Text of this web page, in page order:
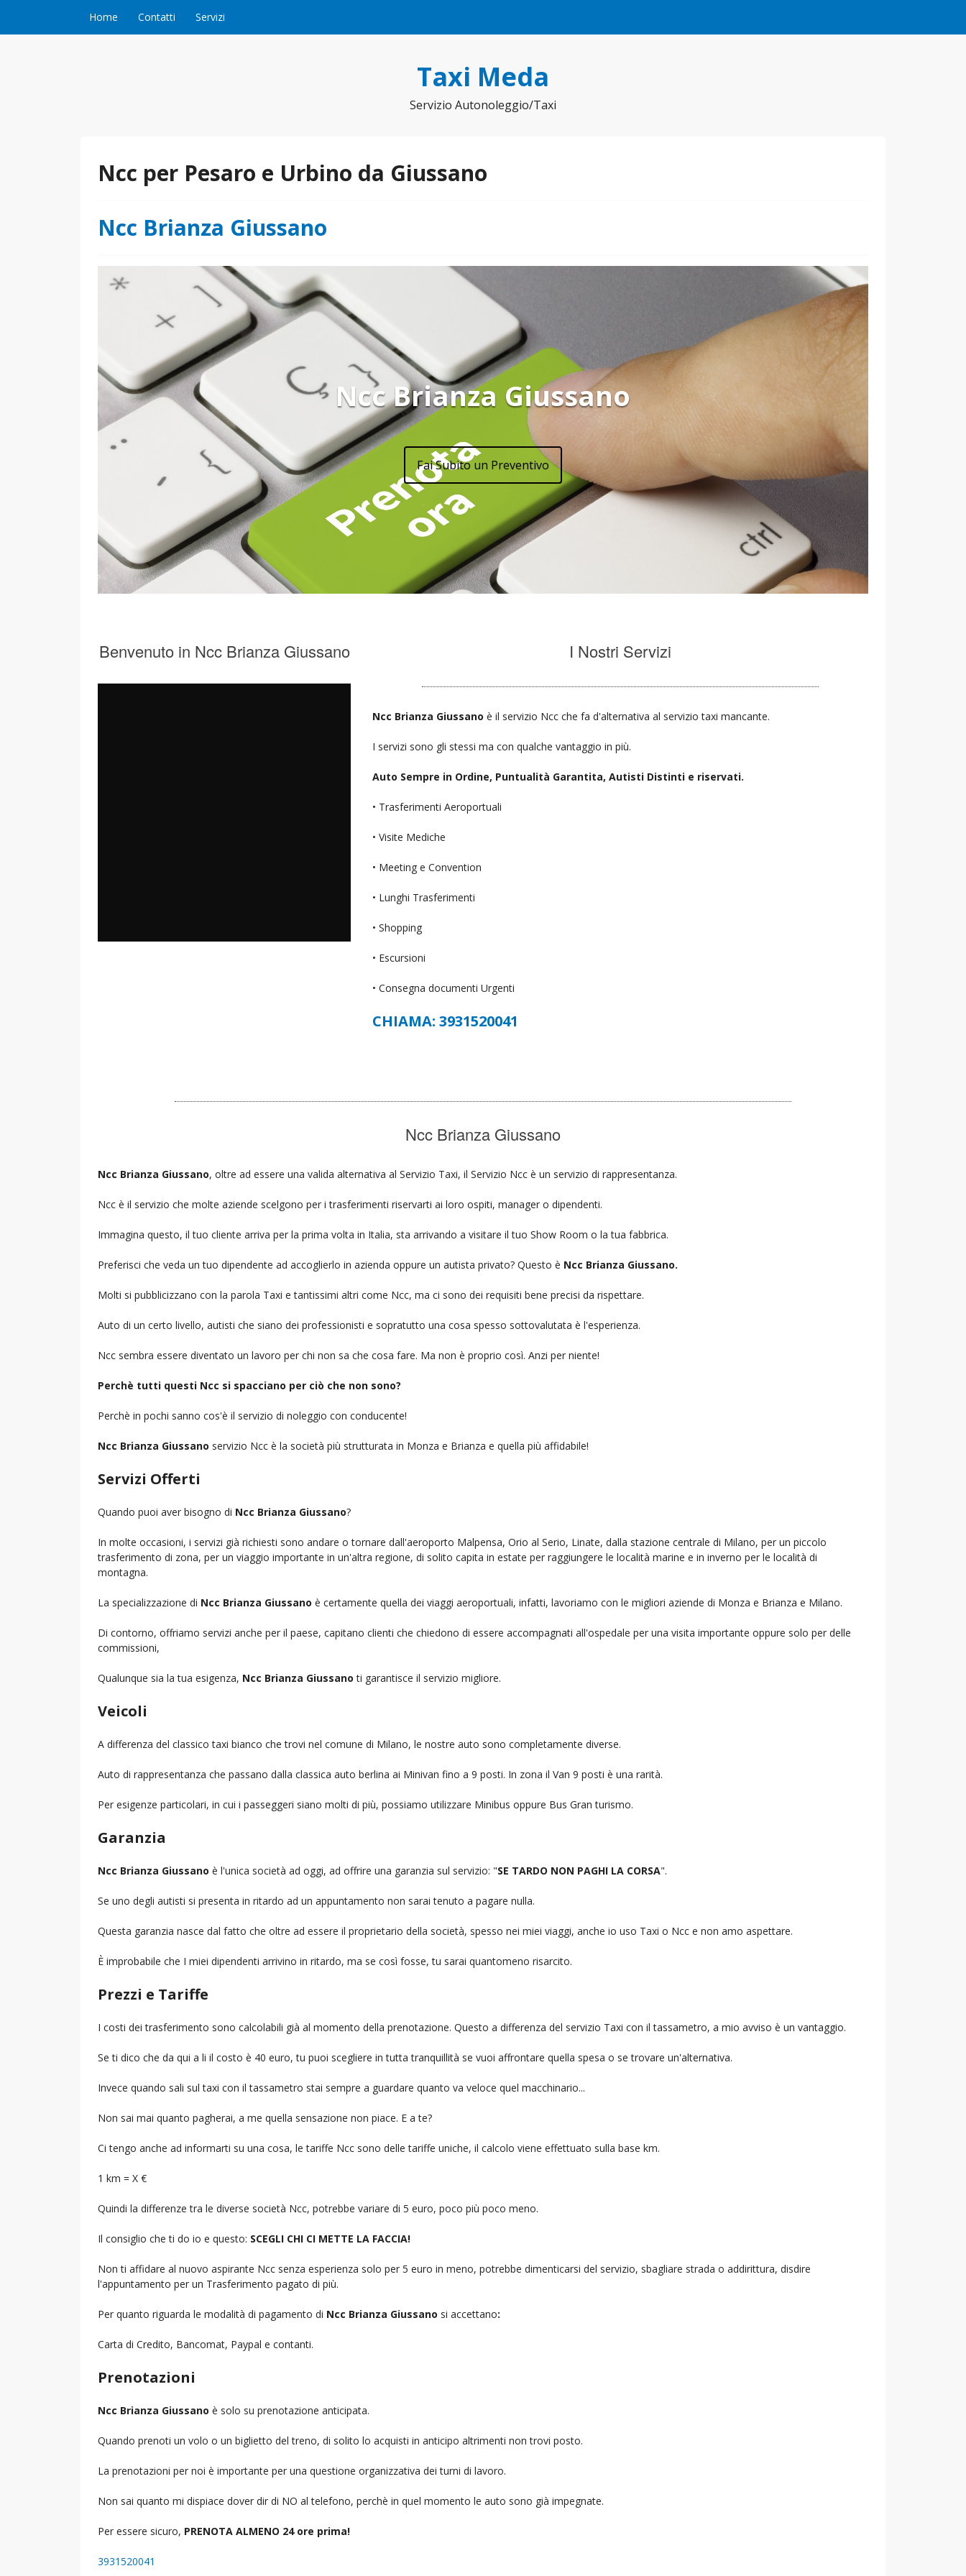
Home Contatti Servizi
Taxi Meda
Servizio Autonoleggio/Taxi
Ncc per Pesaro e Urbino da Giussano
Ncc Brianza Giussano
Ncc Brianza Giussano
Fai Subito un Preventivo
Benvenuto in Ncc Brianza Giussano I Nostri Servizi
Ncc Brianza Giussanoè il servizio Ncc che fa d'alternativa al servizio taxi mancante.
I servizi sono gli stessi ma con qualche vantaggio in più.
Auto Sempre in Ordine, Puntualità Garantita, Autisti Distinti e riservati.
• Trasferimenti Aeroportuali
• Visite Mediche
• Meeting e Convention
• Lunghi Trasferimenti
• Shopping
• Escursioni
• Consegna documenti Urgenti
CHIAMA: 3931520041
Ncc Brianza Giussano
Ncc Brianza Giussano, oltre ad essere una valida alternativa al Servizio Taxi, il Servizio Ncc è un servizio di rappresentanza.
Ncc è il servizio che molte aziende scelgono per i trasferimenti riservarti ai loro ospiti, manager o dipendenti.
Immagina questo, il tuo cliente arriva per la prima volta in Italia, sta arrivando a visitare il tuo Show Room o la tua fabbrica.
Preferisci che veda un tuo dipendente ad accoglierlo in azienda oppure un autista privato? Questo è Ncc Brianza Giussano.
Molti si pubblicizzano con la parola Taxi e tantissimi altri come Ncc, ma ci sono dei requisiti bene precisi da rispettare.
Auto di un certo livello, autisti che siano dei professionisti e sopratutto una cosa spesso sottovalutata è l'esperienza.
Ncc sembra essere diventato un lavoro per chi non sa che cosa fare. Ma non è proprio così. Anzi per niente!
Perchè tutti questi Ncc si spacciano per ciò che non sono?
Perchè in pochi sanno cos'è il servizio di noleggio con conducente!
Ncc Brianza Giussano servizio Ncc è la società più strutturata in Monza e Brianza e quella più affidabile!
Servizi Offerti
Quando puoi aver bisogno di Ncc Brianza Giussano?
In molte occasioni, i servizi già richiesti sono andare o tornare dall'aeroporto Malpensa, Orio al Serio, Linate, dalla stazione centrale di Milano, per un piccolo
trasferimento di zona, per un viaggio importante in un'altra regione, di solito capita in estate per raggiungere le località marine e in inverno per le località di
montagna.
La specializzazione di Ncc Brianza Giussano è certamente quella dei viaggi aeroportuali, infatti, lavoriamo con le migliori aziende di Monza e Brianza e Milano.
Di contorno, offriamo servizi anche per il paese, capitano clienti che chiedono di essere accompagnati all'ospedale per una visita importante oppure solo per delle
commissioni,
Qualunque sia la tua esigenza, Ncc Brianza Giussano ti garantisce il servizio migliore.
Veicoli
A differenza del classico taxi bianco che trovi nel comune di Milano, le nostre auto sono completamente diverse.
Auto di rappresentanza che passano dalla classica auto berlina ai Minivan fino a 9 posti. In zona il Van 9 posti è una rarità.
Per esigenze particolari, in cui i passeggeri siano molti di più, possiamo utilizzare Minibus oppure Bus Gran turismo.
Garanzia
Ncc Brianza Giussano è l'unica società ad oggi, ad offrire una garanzia sul servizio: "SE TARDO NON PAGHI LA CORSA".
Se uno degli autisti si presenta in ritardo ad un appuntamento non sarai tenuto a pagare nulla.
Questa garanzia nasce dal fatto che oltre ad essere il proprietario della società, spesso nei miei viaggi, anche io uso Taxi o Ncc e non amo aspettare.
È improbabile che I miei dipendenti arrivino in ritardo, ma se così fosse, tu sarai quantomeno risarcito.
Prezzi e Tariffe
I costi dei trasferimento sono calcolabili già al momento della prenotazione. Questo a differenza del servizio Taxi con il tassametro, a mio avviso è un vantaggio.
Se ti dico che da qui a li il costo è 40 euro, tu puoi scegliere in tutta tranquillità se vuoi affrontare quella spesa o se trovare un'alternativa.
Invece quando sali sul taxi con il tassametro stai sempre a guardare quanto va veloce quel macchinario...
Non sai mai quanto pagherai, a me quella sensazione non piace. E a te?
Ci tengo anche ad informarti su una cosa, le tariffe Ncc sono delle tariffe uniche, il calcolo viene effettuato sulla base km.
1 km = X €
Quindi la differenze tra le diverse società Ncc, potrebbe variare di 5 euro, poco più poco meno.
Il consiglio che ti do io e questo: SCEGLI CHI CI METTE LA FACCIA!
Non ti affidare al nuovo aspirante Ncc senza esperienza solo per 5 euro in meno, potrebbe dimenticarsi del servizio, sbagliare strada o addirittura, disdire
l'appuntamento per un Trasferimento pagato di più.
Per quanto riguarda le modalità di pagamento di Ncc Brianza Giussano si accettano:
Carta di Credito, Bancomat, Paypal e contanti.
Prenotazioni
Ncc Brianza Giussano è solo su prenotazione anticipata.
Quando prenoti un volo o un biglietto del treno, di solito lo acquisti in anticipo altrimenti non trovi posto.
La prenotazioni per noi è importante per una questione organizzativa dei turni di lavoro.
Non sai quanto mi dispiace dover dir di NO al telefono, perchè in quel momento le auto sono già impegnate.
Per essere sicuro, PRENOTA ALMENO 24 ore prima!
3931520041